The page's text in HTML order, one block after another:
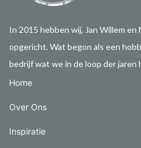
In 2015 hebben wij, Jan Willem en
opgericht. Wat begon als een
bedrijf wat we in de loop der jaren
Home
Over Ons
Inspiratie